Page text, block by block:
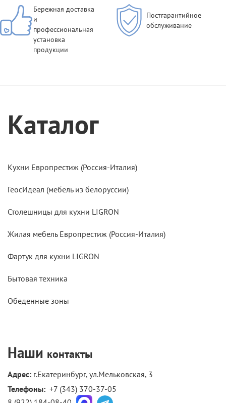
Бережная доставка
и
профессиональная
установка
продукции
Постгарантийное
обслуживание
Каталог
Кухни Европрестиж (Россия-Италия)
ГеосИдеал (мебель из белоруссии)
Столешницы для кухни LIGRON
Жилая мебель Европрестиж (Россия-Италия)
Фартук для кухни LIGRON
Бытовая техника
Обеденные зоны
Наши контакты
Адрес: г.Екатеринбург, ул.Мельковская, 3
Телефоны: +7 (343) 370-37-05